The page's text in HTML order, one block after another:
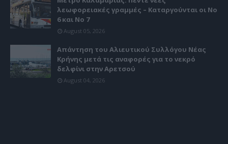
λεωφορειακές γραμμές – Καταργούνται οι Νο
6 και Νο 7
August 05, 2026
Απάντηση του Αλιευτικού Συλλόγου Νέας
Κρήνης μετά τις αναφορές για το νεκρό
δελφίνι στην Αρετσού
August 04, 2026